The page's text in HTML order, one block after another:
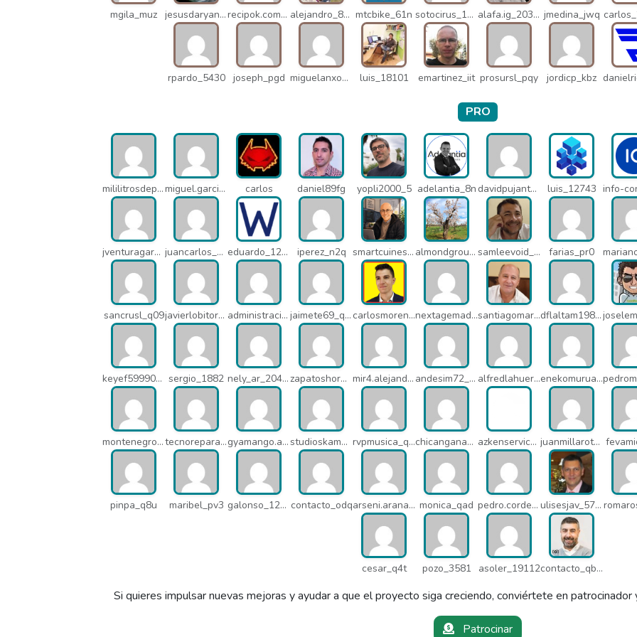
mgila_muz jesusdaryanani_mko recipok.com_n5u alejandro_8931 mtcbike_61n sotocirus_11872 alafa.ig_20338 jmedina_jwq
rpardo_5430 joseph_pgd miguelanxogomez_21982 luis_18101 emartinez_iit prosursl_pqy jordicp_kbz
PRO
mililitrosdeperfume_lao miguel.garcia_l25 carlos daniel89fg yopli2000_5 adelantia_8n davidpujantelopez_mrf luis_12743
jventuragarcia_13040 juancarlos_ptr eduardo_12367 iperez_n2q smartcuines_1378 almondgroup1984_pjc samleevoid_n58 farias_pr0
sancrusl_q09 javierlobitort_pz2 administracion_q24 jaimete69_q26 carlosmorenogil_16533 nextagemadrid_lpj santiagomartindejesus_ncs dflaltam1980_os1
keyef59990_q4h sergio_1882 nely_ar_20403 zapatoshormacuatro_q5b mir4.alejandrov_q5i andesim72_pa3 alfredlahuerta_oh6 enekomurua1_q65
montenegroasesores1975_q7b tecnoreparacionesmedellin_q7c gyamango.admin_q7d studioskamaleon_owz rvpmusica_q7i chicangana01x_q7o azkenservices_mdx juanmillarot_17714
pinpa_q8u maribel_pv3 galonso_12031 contacto_odq arseni.arana_16484 monica_qad pedro.corderonunez_qab ulisesjav_5758
cesar_q4t pozo_3581 asoler_19112 contacto_qbw
Si quieres impulsar nuevas mejoras y ayudar a que el proyecto siga creciendo, conviértete en
Patrocinar